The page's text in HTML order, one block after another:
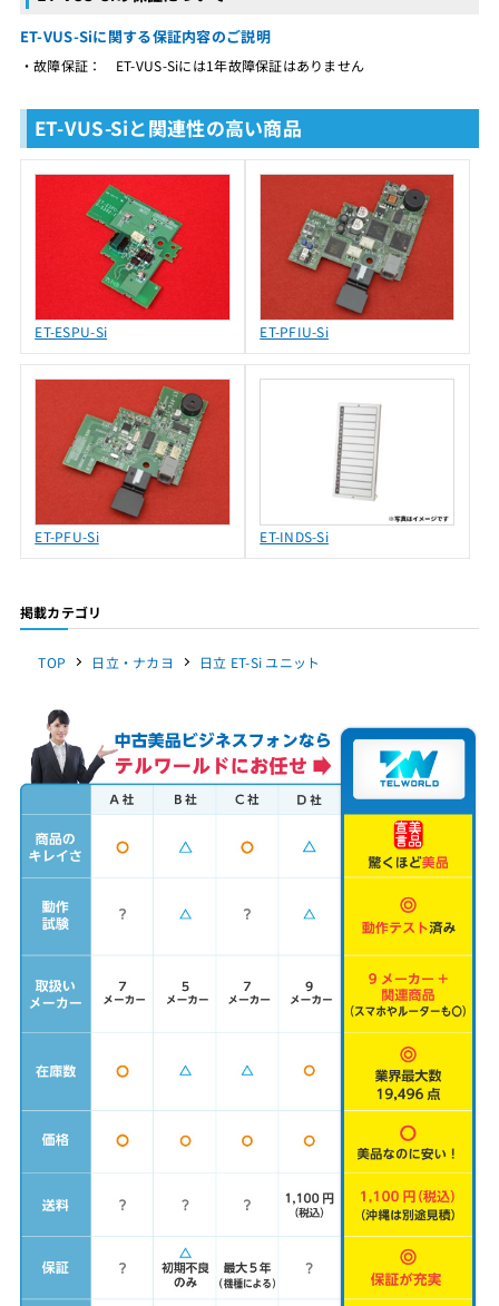
ET-VUS-Siに関する保証内容のご説明
・故障保証： ET-VUS-Siには1年故障保証はありません
ET-VUS-Siと関連性の高い商品
ET-ESPU-Si ET-PFIU-Si
ET-PFU-Si ET-INDS-Si
掲載カテゴリ
TOP 日立・ナカヨ 日立 ET-Si ユニット